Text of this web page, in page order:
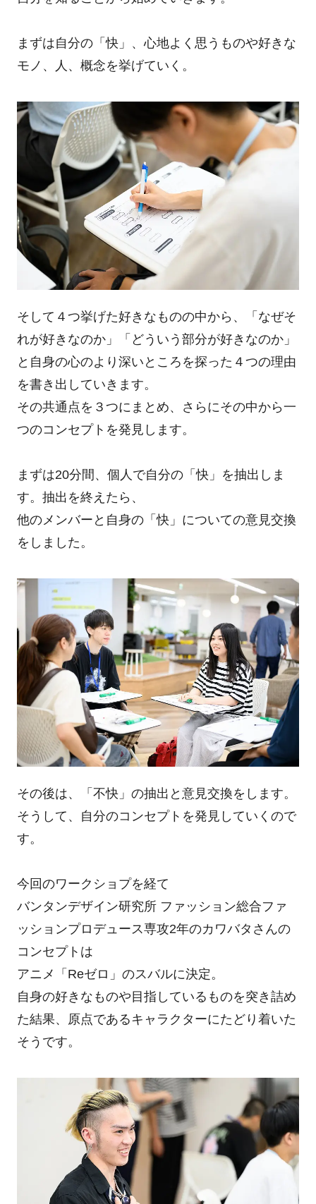
まずは自分の「快」、心地よく思うものや好きな
モノ、人、概念を挙げていく。
そして４つ挙げた好きなものの中から、「なぜそ
れが好きなのか」「どういう部分が好きなのか」
と自身の心のより深いところを探った４つの理由
を書き出していきます。
その共通点を３つにまとめ、さらにその中から一
つのコンセプトを発見します。
まずは20分間、個人で自分の「快」を抽出しま
す。抽出を終えたら、
他のメンバーと自身の「快」についての意見交換
をしました。
その後は、「不快」の抽出と意見交換をします。
そうして、自分のコンセプトを発見していくので
す。
今回のワークショプを経て
バンタンデザイン研究所 ファッション総合ファ
ッションプロデュース専攻2年のカワバタさんの
コンセプトは
アニメ「Reゼロ」のスバルに決定。
自身の好きなものや目指しているものを突き詰め
た結果、原点であるキャラクターにたどり着いた
そうです。